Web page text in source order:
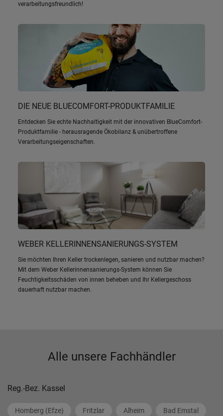
verarbeitungsfreundlich!
DIE NEUE BLUECOMFORT-PRODUKTFAMILIE
Entdecken Sie echte Nachhaltigkeit mit der innovativen BlueComfort-
Produktfamilie - herausragende Ökobilanz & unübertroffene
Verarbeitungseigenschaften.
WEBER KELLERINNENSANIERUNGS-SYSTEM
Sie möchten Ihren Keller trockenlegen, sanieren und nutzbar machen?
Mit dem Weber Kellerinnensanierungs-System können Sie
Feuchtigkeitsschäden von innen beheben und Ihr Kellergeschoss
dauerhaft nutzbar machen.
Alle unsere Fachhändler
Reg.-Bez. Kassel
Homberg (Efze) Fritzlar Alheim Bad Emstal